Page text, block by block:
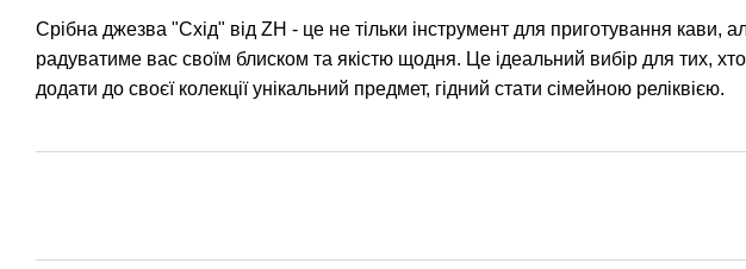
Срібна джезва "Схід" від ZH - це не тільки інструмент для приготування кави,
радуватиме вас своїм блиском та якістю щодня. Це ідеальний вибір для тих, хто
додати до своєї колекції унікальний предмет, гідний стати сімейною реліквією.